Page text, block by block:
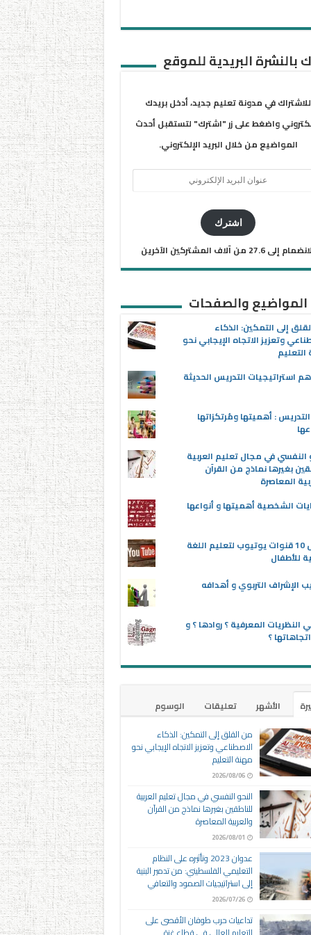
بالنشرة البريدية للموقع
للاشتراك في مدونة تعليم جديد، أدخل بريدك
واضغط على زر "اشترك" لتستقبل أحدث
المواضيع من خلال البريد الإلكتروني.
اشترك
إلى 27.6 من آلاف المشتركين الآخرين
المواضيع والصفحات
إلى التمكين: الذكاء
وتعزيز الاتجاه الإيجابي نحو
استراتيجيات التدريس الحديثة
: أهميتها ومُرتكزاتها
النفسي في مجال تعليم العربية
بغيرها نماذج من القرآن
المعاصرة
الشخصية أهميتها و أنواعها
أفضل 10 قنوات يوتيوب لتعليم اللغة
للأطفال
الإشراف التربوي و أهدافه
النظريات المعرفية ؟ روادها ؟ و
؟
الأشهر تعليقات
الوسوم
من القلق إلى التمكين: الذكاء
الاصطناعي وتعزيز الاتجاه الإيجابي نحو
مهنة التعليم
2026/08/06
النحو النفسي في مجال تعليم العربية
للناطقين بغيرها نماذج من القرآن
والعربية المعاصرة
2026/08/01
عدوان 2023 وتأثيره على النظام
التعليمي الفلسطيني: من تدمير البنية
إلى استراتيجيات الصمود والتعافي
2026/07/26
تداعيات حرب طوفان الأقصى على